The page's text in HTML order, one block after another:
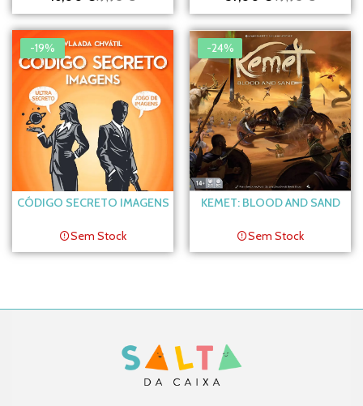
-19%
CÓDIGO SECRETO IMAGENS
Sem Stock
-24%
KEMET: BLOOD AND SAND
Sem Stock